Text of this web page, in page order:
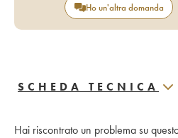
Ho un'altra domanda
SCHEDA TECNICA
Hai riscontrato un problema su